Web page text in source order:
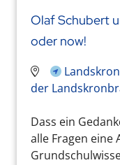
Olaf Schubert
oder now!
der
Dass ein
alle Fragen eine